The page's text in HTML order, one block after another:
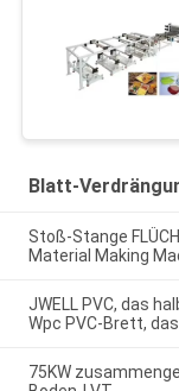
Blatt-
Stoß-Stange
Material Making
JWELL PVC, das
Wpc PVC-Brett,
75KW